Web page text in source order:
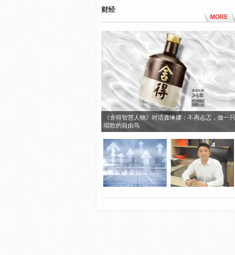
财经
MORE
《舍得智慧人物》对话龚琳娜：不再忐忑，做一只
唱歌的自由鸟